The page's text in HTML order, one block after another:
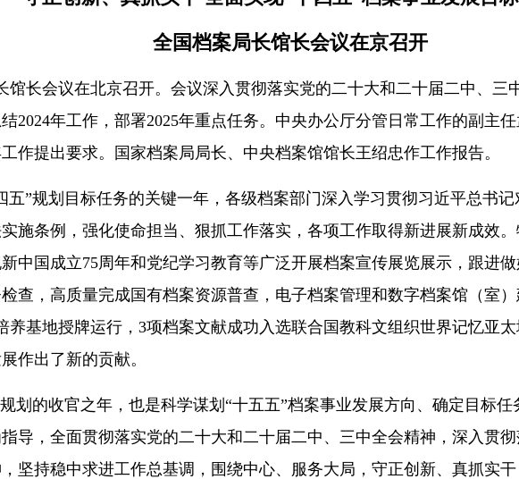
全国档案局长馆长会议在京召开
馆长会议在北京召开。会议深入贯彻落实党的二十大和二十届二中、
2024年工作，部署2025年重点任务。中央办公厅分管日常工作的副主
作提出要求。国家档案局局长、中央档案馆馆长王绍忠作工作报告。
五”规划目标任务的关键一年，各级档案部门深入学习贯彻习近平总书
施条例，强化使命担当、狠抓工作落实，各项工作取得新进展新成效
中国成立75周年和党纪学习教育等广泛开展档案宣传展览展示，跟进
查，高质量完成国有档案资源普查，电子档案管理和数字档案馆（室
养基地授牌运行，3项档案文献成功入选联合国教科文组织世界记忆亚
作出了新的贡献。
划的收官之年，也是科学谋划“十五五”档案事业发展方向、确定目标
导，全面贯彻落实党的二十大和二十届二中、三中全会精神，深入贯
坚持稳中求进工作总基调，围绕中心、服务大局，守正创新、真抓实干